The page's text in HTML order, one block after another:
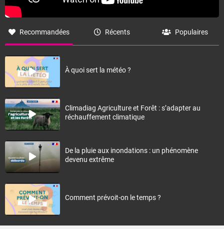
Recommandées Récents Populaires
À quoi sert la météo ?
Climadiag Agriculture et Forêt : s’adapter au
réchauffement climatique
De la pluie aux inondations : un phénomène
devenu extrême
Comment prévoit-on le temps ?